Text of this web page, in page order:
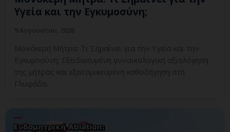
Υγεία και την Εγκυμοσύνη;
Μονόκερη Μήτρα: Τι Σημαίνει για την Υγεία και την
Εγκυμοσύνη; Εξειδικευμένη γυναικολογική αξιολόγηση
της μήτρας και εξατομικευμένη καθοδήγηση στη
Γλυφάδα.